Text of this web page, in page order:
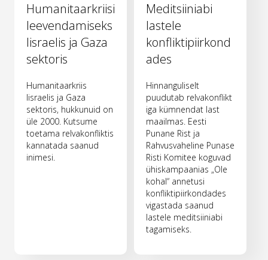
Humanitaarkriisi
leevendamiseks
Iisraelis ja Gaza
sektoris
Humanitaarkriis
Iisraelis ja Gaza
sektoris, hukkunuid on
üle 2000. Kutsume
toetama relvakonfliktis
kannatada saanud
inimesi.
Meditsiiniabi
lastele
konfliktipiirkond
ades
Hinnanguliselt
puudutab relvakonflikt
iga kümnendat last
maailmas. Eesti
Punane Rist ja
Rahvusvaheline Punase
Risti Komitee koguvad
ühiskampaanias „Ole
kohal“ annetusi
konfliktipiirkondades
vigastada saanud
lastele meditsiiniabi
tagamiseks.